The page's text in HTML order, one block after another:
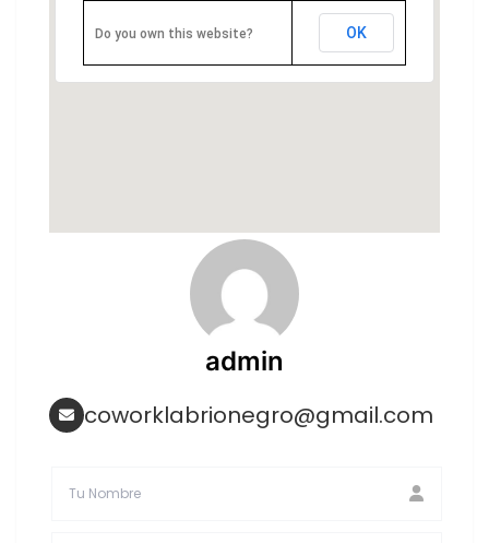
Do you own this website? OK
admin
coworklabrionegro@gmail.com